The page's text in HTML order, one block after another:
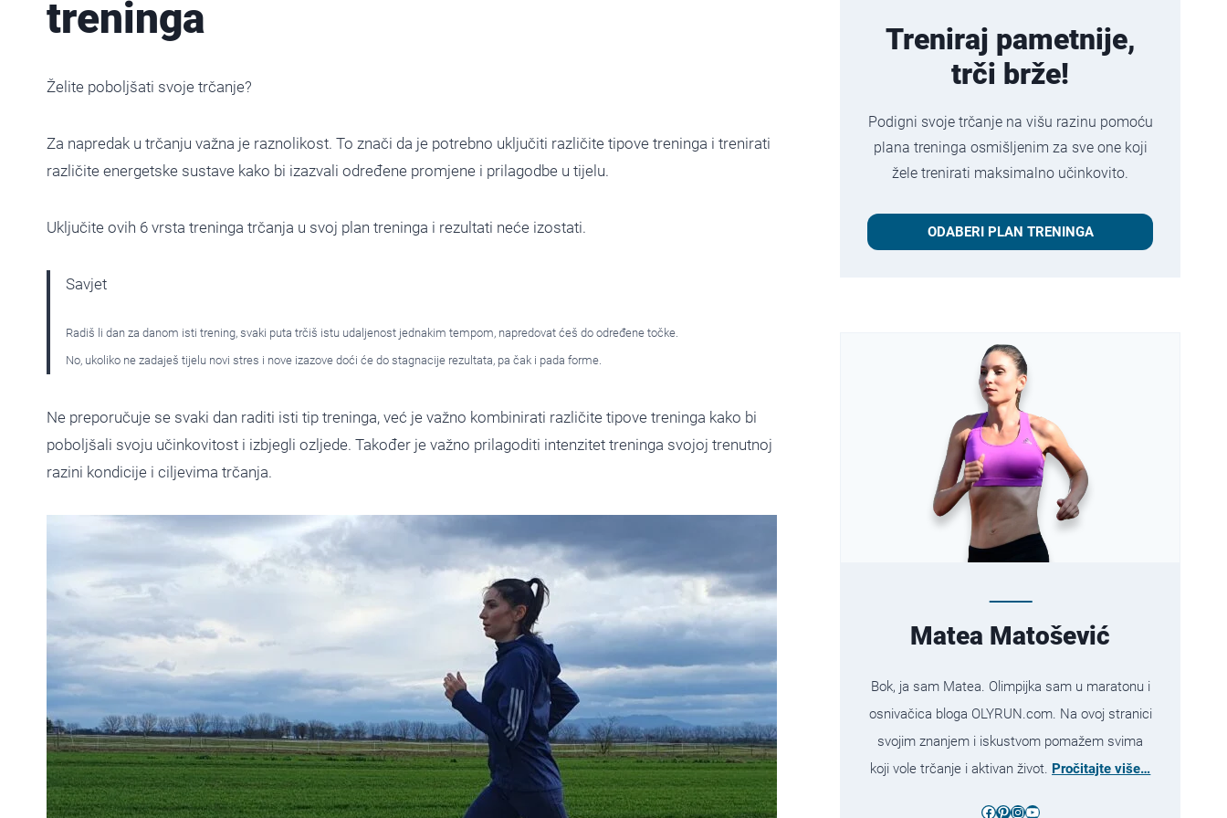
treninga
Želite poboljšati svoje trčanje?
Za napredak u trčanju važna je raznolikost. To znači da je potrebno uključiti različite tipove treninga i trenirati
različite energetske sustave kako bi izazvali određene promjene i prilagodbe u tijelu.
Uključite ovih 6 vrsta treninga trčanja u svoj plan treninga i rezultati neće izostati.
Savjet
Radiš li dan za danom isti trening, svaki puta trčiš istu udaljenost jednakim tempom, napredovat ćeš do određene točke.
No, ukoliko ne zadaješ tijelu novi stres i nove izazove doći će do stagnacije rezultata, pa čak i pada forme.
Ne preporučuje se svaki dan raditi isti tip treninga, već je važno kombinirati različite tipove treninga kako bi
poboljšali svoju učinkovitost i izbjegli ozljede. Također je važno prilagoditi intenzitet treninga svojoj trenutnoj
razini kondicije i ciljevima trčanja.
Treniraj pametnije,
trči brže!
Podigni svoje trčanje na višu razinu pomoću
plana treninga osmišljenim za sve one koji
žele trenirati maksimalno učinkovito.
ODABERI PLAN TRENINGA
Matea Matošević
Bok, ja sam Matea. Olimpijka sam u maratonu i
osnivačica bloga OLYRUN.com. Na ovoj stranici
svojim znanjem i iskustvom pomažem svima
koji vole trčanje i aktivan život. Pročitajte više…
Facebook
Pinterest
Instagram
YouTube